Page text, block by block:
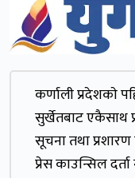
कर्णाली प्रदेशकाे
सुर्खेतबाट एकैसाथ
सूचना तथा
प्रेस काउन्सिल